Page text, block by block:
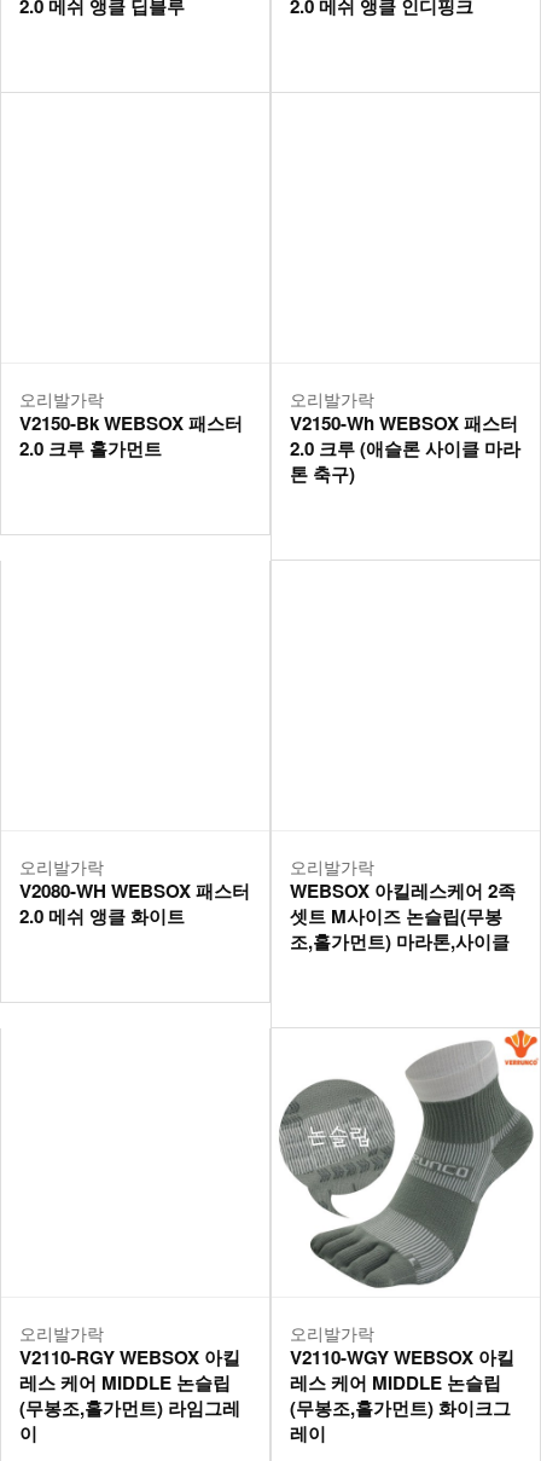
2.0 메쉬 앵클 딥블루
2.0 메쉬 앵클 인디핑크
오리발가락
V2150-Bk WEBSOX 패스터
2.0 크루 홀가먼트
오리발가락
V2150-Wh WEBSOX 패스터
2.0 크루 (애슬론 사이클 마라
톤 축구)
오리발가락
V2080-WH WEBSOX 패스터
2.0 메쉬 앵클 화이트
오리발가락
WEBSOX 아킬레스케어 2족
셋트 M사이즈 논슬립(무봉
조,홀가먼트) 마라톤,사이클
오리발가락
V2110-RGY WEBSOX 아킬
레스 케어 MIDDLE 논슬립
(무봉조,홀가먼트) 라임그레
이
오리발가락
V2110-WGY WEBSOX 아킬
레스 케어 MIDDLE 논슬립
(무봉조,홀가먼트) 화이크그
레이